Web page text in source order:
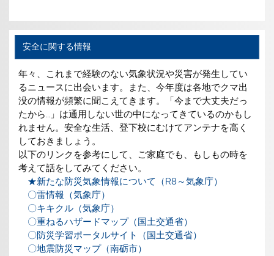
安全に関する情報
年々、これまで経験のない気象状況や災害が発生してい
るニュースに出会います。また、今年度は各地でクマ出
没の情報が頻繁に聞こえてきます。「今まで大丈夫だっ
たから…」は通用しない世の中になってきているのかもし
れません。安全な生活、登下校にむけてアンテナを高く
しておきましょう。
以下のリンクを参考にして、ご家庭でも、もしもの時を
考えて話をしてみてください。
★新たな防災気象情報について（R8～気象庁）
〇雷情報（気象庁）
〇キキクル（気象庁）
〇重ねるハザードマップ（国土交通省）
〇防災学習ポータルサイト（国土交通省）
〇地震防災マップ（南砺市）